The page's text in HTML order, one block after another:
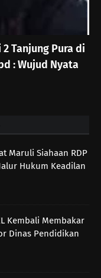
Tanjung Pura di
: Wujud Nyata
Maruli Siahaan RDP
Hukum Keadilan
Kembali Membakar
Dinas Pendidikan